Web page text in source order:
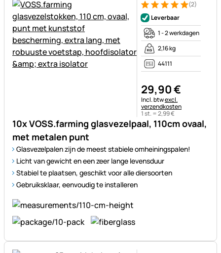
10x VOSS.farming glasvezelpaal, 110cm ovaal,
met metalen punt
Glasvezelpalen zijn de meest stabiele omheiningspalen!
Licht van gewicht en een zeer lange levensduur
Stabiel te plaatsen, geschikt voor alle diersoorten
Gebruiksklaar, eenvoudig te installeren
Beoordeling: 5 van 5 (2
2 Bewertungen
(2)
Leverbaar
1 - 2 werkdagen
2,16 kg
44111
29,90€
Belastinginformatie:
Incl. btwexcl.
verzendkosten
1 st. =2,99€